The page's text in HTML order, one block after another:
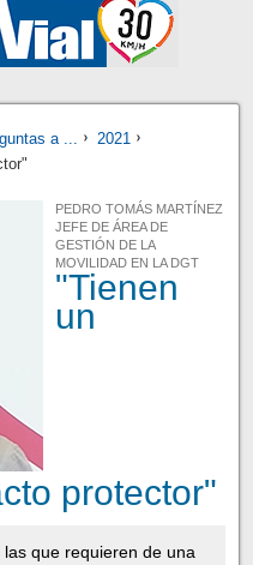
a ...
2021
PEDRO TOMÁS MARTÍNEZ
JEFE DE ÁREA DE
GESTIÓN DE LA
MOVILIDAD EN LA DGT
"Tienen
un
protector"
que requieren de una